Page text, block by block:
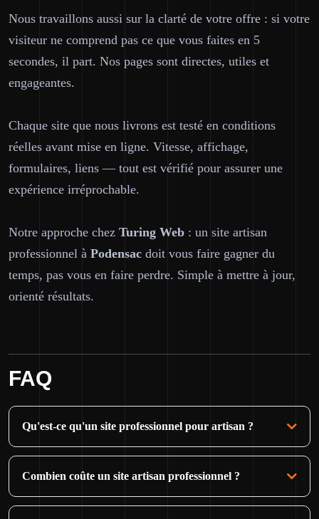
Nous travaillons aussi sur la clarté de votre offre : si votre
visiteur ne comprend pas ce que vous faites en 5
secondes, il part. Nos pages sont directes, utiles et
engageantes.
Chaque site que nous livrons est testé en conditions
réelles avant mise en ligne. Vitesse, affichage,
formulaires, liens — tout est vérifié pour assurer une
expérience irréprochable.
Notre approche chez Turing Web : un site artisan
professionnel à Podensac doit vous faire gagner du
temps, pas vous en faire perdre. Simple à mettre à jour,
orienté résultats.
FAQ
Qu'est-ce qu'un site professionnel pour artisan ?
Combien coûte un site artisan professionnel ?